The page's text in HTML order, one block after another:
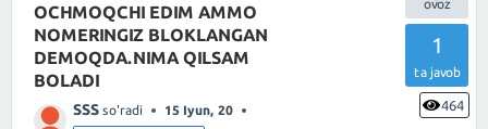
1
ta javob
464
OCHMOQCHI EDIM AMMO
NOMERINGIZ BLOKLANGAN
DEMOQDA.NIMA QILSAM
BOLADI
SSS so'radi 15 Iyun, 20